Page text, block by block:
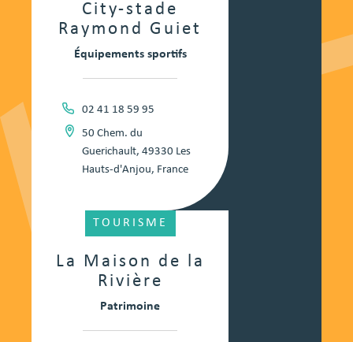
City-stade
Raymond Guiet
Équipements sportifs
02 41 18 59 95
50 Chem. du
Guerichault, 49330 Les
Hauts-d'Anjou, France
La Maison de la
Rivière
TOURISME
Patrimoine